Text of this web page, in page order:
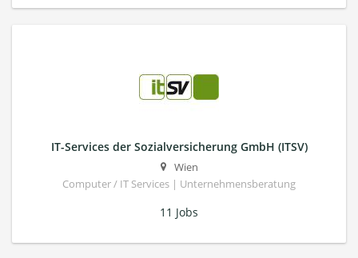
IT-Services der Sozialversicherung GmbH (ITSV)
Wien
Computer / IT Services | Unternehmensberatung
11 Jobs